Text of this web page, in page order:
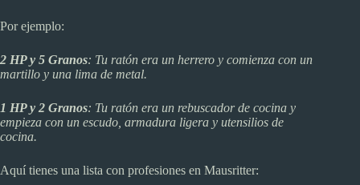
Por ejemplo:
2 HP y 5 Granos: Tu ratón era un herrero y comienza con un
martillo y una lima de metal.
1 HP y 2 Granos: Tu ratón era un rebuscador de cocina y
empieza con un escudo, armadura ligera y utensilios de
cocina.
Aquí tienes una lista con profesiones en Mausritter: